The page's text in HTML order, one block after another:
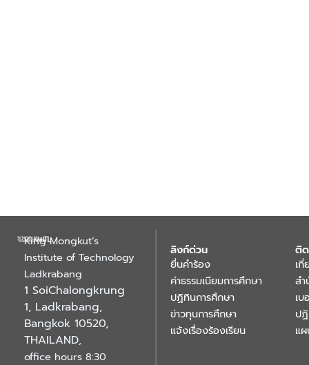
King Mongkut’s
Institute of Technology
Ladkrabang
1 SoiChalongkrung
1, Ladkrabang,
Bangkok 10520,
THAILAND,
office hours 8:30
ลิงก์ด่วน
ยื่นคำร้อง
ค่าธรรมเนียมการศึกษา
ปฏิทินการศึกษา
ข่าวทุนการศึกษา
แจ้งเรื่องร้องเรียน
ติ
เกี่
ส
เ
ป
แ